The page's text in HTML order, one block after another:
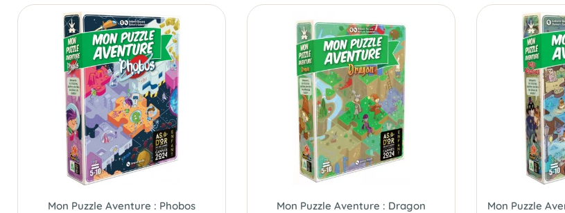
Mon Puzzle Aventure : Phobos Mon Puzzle Aventure : Dragon